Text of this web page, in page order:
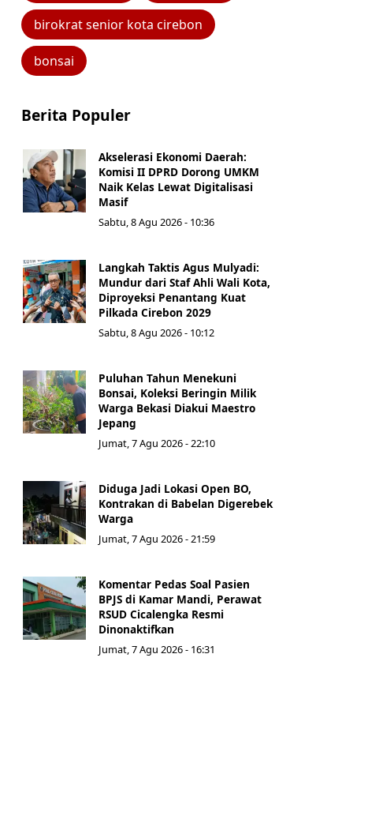
birokrat senior kota cirebon
bonsai
Berita Populer
Akselerasi Ekonomi Daerah:
Komisi II DPRD Dorong UMKM
Naik Kelas Lewat Digitalisasi
Masif
Sabtu, 8 Agu 2026 - 10:36
Langkah Taktis Agus Mulyadi:
Mundur dari Staf Ahli Wali Kota,
Diproyeksi Penantang Kuat
Pilkada Cirebon 2029
Sabtu, 8 Agu 2026 - 10:12
Puluhan Tahun Menekuni
Bonsai, Koleksi Beringin Milik
Warga Bekasi Diakui Maestro
Jepang
Jumat, 7 Agu 2026 - 22:10
Diduga Jadi Lokasi Open BO,
Kontrakan di Babelan Digerebek
Warga
Jumat, 7 Agu 2026 - 21:59
Komentar Pedas Soal Pasien
BPJS di Kamar Mandi, Perawat
RSUD Cicalengka Resmi
Dinonaktifkan
Jumat, 7 Agu 2026 - 16:31